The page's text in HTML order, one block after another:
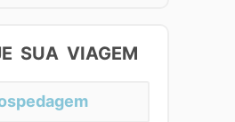
SUA VIAGEM